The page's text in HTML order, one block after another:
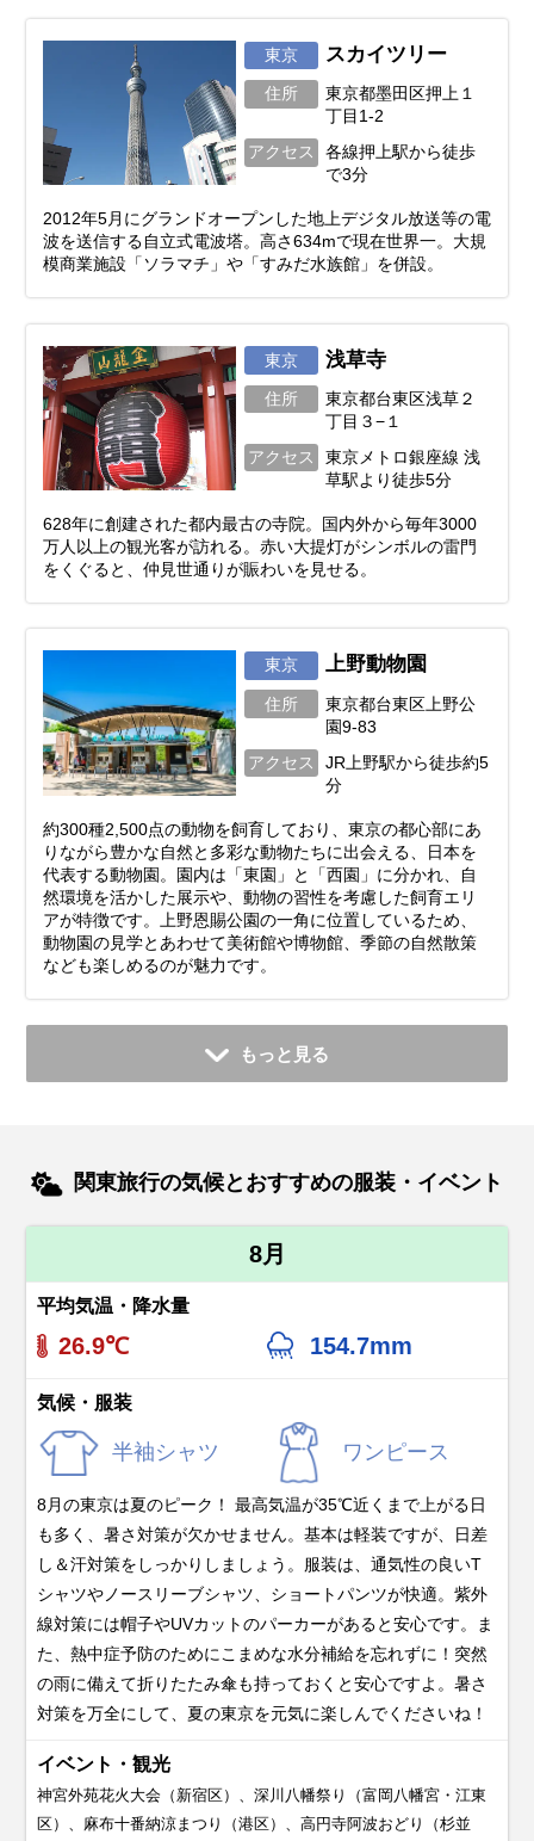
東京 スカイツリー
住所
東京都墨田区押上１
丁目1-2
アクセス
各線押上駅から徒歩
で3分
2012年5月にグランドオープンした地上デジタル放送等の電
波を送信する自立式電波塔。高さ634mで現在世界一。大規
模商業施設「ソラマチ」や「すみだ水族館」を併設。
東京 浅草寺
住所
東京都台東区浅草２
丁目３−１
アクセス
東京メトロ銀座線 浅
草駅より徒歩5分
628年に創建された都内最古の寺院。国内外から毎年3000
万人以上の観光客が訪れる。赤い大提灯がシンボルの雷門
をくぐると、仲見世通りが賑わいを見せる。
東京 上野動物園
住所
東京都台東区上野公
園9-83
アクセス
JR上野駅から徒歩約5
分
約300種2,500点の動物を飼育しており、東京の都心部にあ
りながら豊かな自然と多彩な動物たちに出会える、日本を
代表する動物園。園内は「東園」と「西園」に分かれ、自
然環境を活かした展示や、動物の習性を考慮した飼育エリ
アが特徴です。上野恩賜公園の一角に位置しているため、
動物園の見学とあわせて美術館や博物館、季節の自然散策
なども楽しめるのが魅力です。
もっと見る
関東旅行の気候とおすすめの服装・イベント
8月
平均気温・降水量
26.9℃ 154.7mm
気候・服装
半袖シャツ ワンピース
8月の東京は夏のピーク！ 最高気温が35℃近くまで上がる日
も多く、暑さ対策が欠かせません。基本は軽装ですが、日差
し＆汗対策をしっかりしましょう。服装は、通気性の良いT
シャツやノースリーブシャツ、ショートパンツが快適。紫外
線対策には帽子やUVカットのパーカーがあると安心です。ま
た、熱中症予防のためにこまめな水分補給を忘れずに！突然
の雨に備えて折りたたみ傘も持っておくと安心ですよ。暑さ
対策を万全にして、夏の東京を元気に楽しんでくださいね！
イベント・観光
神宮外苑花火大会（新宿区）、深川八幡祭り（富岡八幡宮・江東
区）、麻布十番納涼まつり（港区）、高円寺阿波おどり（杉並